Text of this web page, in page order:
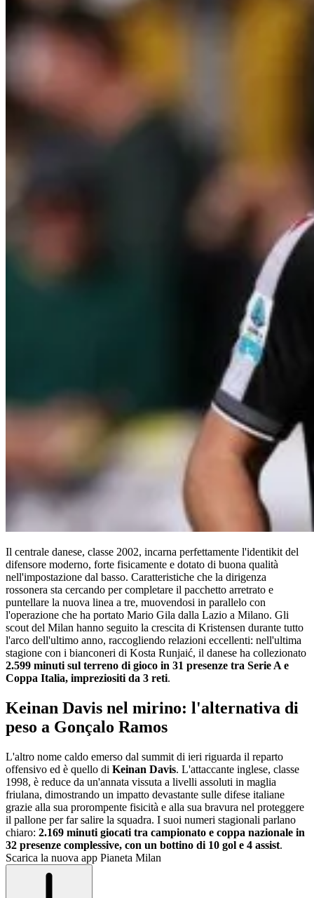
Il centrale danese, classe 2002, incarna perfettamente l'identikit del
difensore moderno, forte fisicamente e dotato di buona qualità
nell'impostazione dal basso. Caratteristiche che la dirigenza
rossonera sta cercando per completare il pacchetto arretrato e
puntellare la nuova linea a tre, muovendosi in parallelo con
l'operazione che ha portato Mario Gila dalla Lazio a Milano. Gli
scout del Milan hanno seguito la crescita di Kristensen durante tutto
l'arco dell'ultimo anno, raccogliendo relazioni eccellenti: nell'ultima
stagione con i bianconeri di Kosta Runjaić, il danese ha collezionato
2.599 minuti sul terreno di gioco in 31 presenze tra Serie A e
Coppa Italia, impreziositi da 3 reti.
Keinan Davis nel mirino: l'alternativa di
peso a Gonçalo Ramos
L'altro nome caldo emerso dal summit di ieri riguarda il reparto
offensivo ed è quello di Keinan Davis. L'attaccante inglese, classe
1998, è reduce da un'annata vissuta a livelli assoluti in maglia
friulana, dimostrando un impatto devastante sulle difese italiane
grazie alla sua prorompente fisicità e alla sua bravura nel proteggere
il pallone per far salire la squadra. I suoi numeri stagionali parlano
chiaro: 2.169 minuti giocati tra campionato e coppa nazionale in
32 presenze complessive, con un bottino di 10 gol e 4 assist.
Scarica la nuova app Pianeta Milan